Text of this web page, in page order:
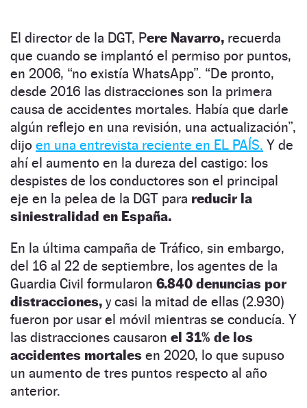
El director de la DGT, Pere Navarro, recuerda
que cuando se implantó el permiso por puntos,
en 2006, “no existía WhatsApp”. “De pronto,
desde 2016 las distracciones son la primera
causa de accidentes mortales. Había que darle
algún reflejo en una revisión, una actualización”,
dijo en una entrevista reciente en EL PAÍS. Y de
ahí el aumento en la dureza del castigo: los
despistes de los conductores son el principal
eje en la pelea de la DGT para reducir la
siniestralidad en España.
En la última campaña de Tráfico, sin embargo,
del 16 al 22 de septiembre, los agentes de la
Guardia Civil formularon 6.840 denuncias por
distracciones, y casi la mitad de ellas (2.930)
fueron por usar el móvil mientras se conducía. Y
las distracciones causaron el 31% de los
accidentes mortales en 2020, lo que supuso
un aumento de tres puntos respecto al año
anterior.